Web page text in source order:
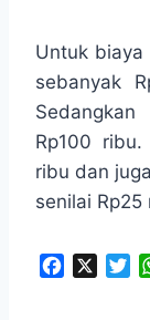
Untuk
sebanyak
Rp100
ribu dan
senilai Rp25